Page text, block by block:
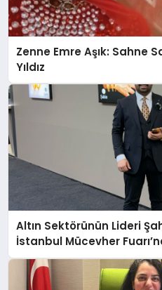
Zenne Emre Aşık: Sahne
Yıldız
Altın Sektörünün Lideri
İstanbul Mücevher